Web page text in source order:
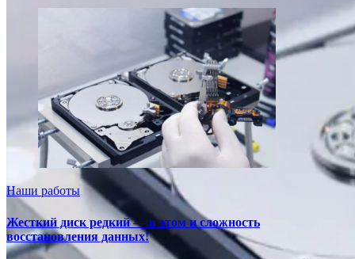
Наши работы
Жесткий диск редкий — в этом и сложность
восстановления данных!